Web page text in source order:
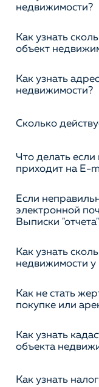
недвижимости?
Как узнать
объект
Как узнать
недвижимости?
Сколько
Что делать если
приходит на E-
Если
электронной
Выписки
Как узнать
недвижимости
Как не стать
покупке или
Как узнать
объекта
Как узнать